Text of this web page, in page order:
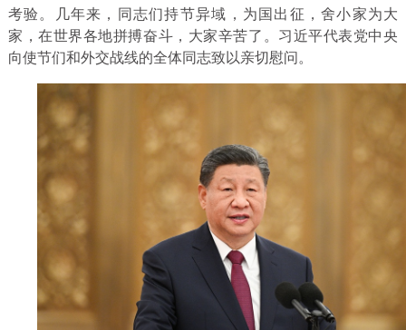
考验。几年来，同志们持节异域，为国出征，舍小家为大
家，在世界各地拼搏奋斗，大家辛苦了。习近平代表党中央
向使节们和外交战线的全体同志致以亲切慰问。